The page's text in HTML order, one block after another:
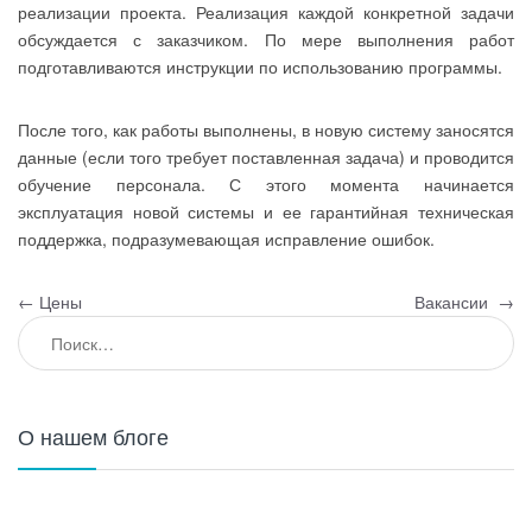
реализации проекта. Реализация каждой конкретной задачи
обсуждается с заказчиком. По мере выполнения работ
подготавливаются инструкции по использованию программы.
После того, как работы выполнены, в новую систему заносятся
данные (если того требует поставленная задача) и проводится
обучение персонала. С этого момента начинается
эксплуатация новой системы и ее гарантийная техническая
поддержка, подразумевающая исправление ошибок.
Навигация по записям
← Цены Вакансии →
Найти:
О нашем блоге